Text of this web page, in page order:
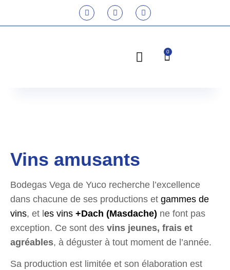
0
Vins amusants
Bodegas Vega de Yuco recherche l’excellence
dans chacune de ses productions et gammes de
vins, et l es vins +Dach (Masdache) ne font pas
exception. Ce sont des vins jeunes, frais et
agréables, à déguster à tout moment de l’année.
Sa production est limitée et son élaboration est